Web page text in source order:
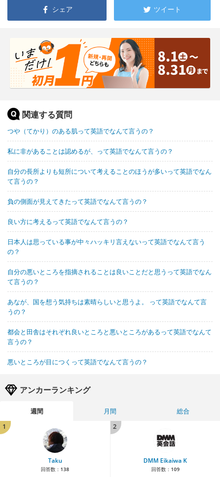
シェア ツイート
関連する質問
つや（てかり）のある肌って英語でなんて言うの？
私に非があることは認めるが、って英語でなんて言うの？
自分の長所よりも短所について考えることのほうが多いって英語でなん
て言うの？
負の側面が見えてきたって英語でなんて言うの？
良い方に考えるって英語でなんて言うの？
日本人は思っている事が中々ハッキリ言えないって英語でなんて言う
の？
自分の悪いところを指摘されることは良いことだと思うって英語でなん
て言うの？
あなが、国を想う気持ちは素晴らしいと思うよ。 って英語でなんて言
うの？
都会と田舎はそれぞれ良いところと悪いところがあるって英語でなんて
言うの？
悪いところが目につくって英語でなんて言うの？
アンカーランキング
週間 月間
総合
1
Taku
回答数： 138
2
DMM Eikaiwa K
回答数： 109